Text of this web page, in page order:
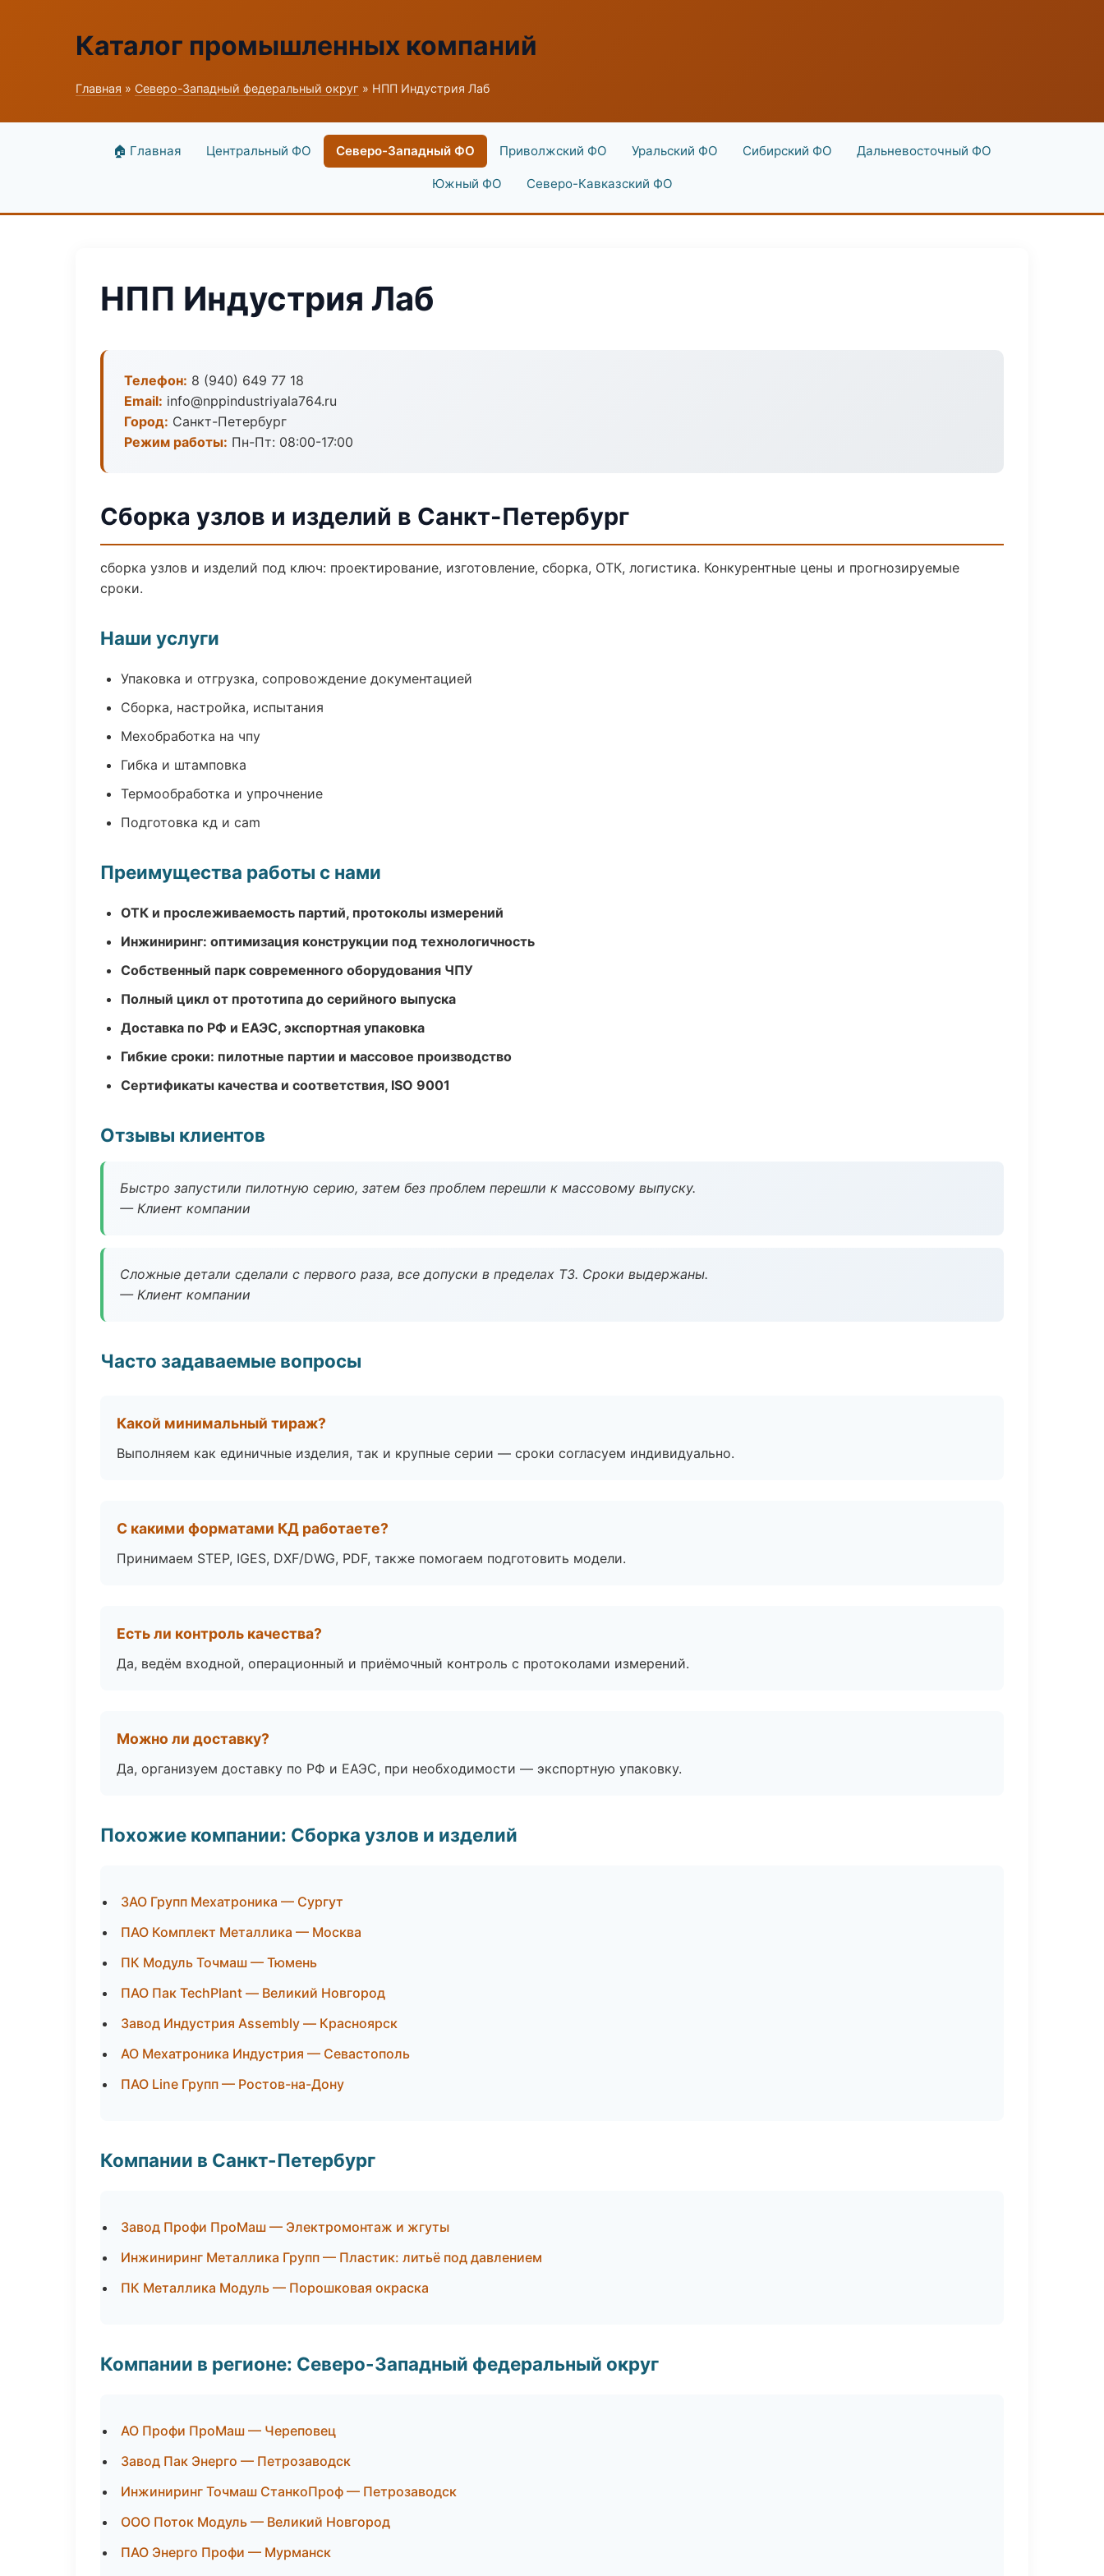
Каталог промышленных компаний
Главная » Северо-Западный федеральный округ » НПП Индустрия Лаб
🏠 Главная Центральный ФО Северо-Западный ФО Приволжский ФО Уральский ФО Сибирский ФО Дальневосточный ФО
Южный ФО Северо-Кавказский ФО
НПП Индустрия Лаб
Телефон: 8 (940) 649 77 18
Email: info@nppindustriyala764.ru
Город: Санкт-Петербург
Режим работы: Пн-Пт: 08:00-17:00
Сборка узлов и изделий в Санкт-Петербург
сборка узлов и изделий под ключ: проектирование, изготовление, сборка, ОТК, логистика. Конкурентные цены и прогнозируемые
сроки.
Наши услуги
Упаковка и отгрузка, сопровождение документацией
Сборка, настройка, испытания
Мехобработка на чпу
Гибка и штамповка
Термообработка и упрочнение
Подготовка кд и cam
Преимущества работы с нами
ОТК и прослеживаемость партий, протоколы измерений
Инжиниринг: оптимизация конструкции под технологичность
Собственный парк современного оборудования ЧПУ
Полный цикл от прототипа до серийного выпуска
Доставка по РФ и ЕАЭС, экспортная упаковка
Гибкие сроки: пилотные партии и массовое производство
Сертификаты качества и соответствия, ISO 9001
Отзывы клиентов
Быстро запустили пилотную серию, затем без проблем перешли к массовому выпуску.
— Клиент компании
Сложные детали сделали с первого раза, все допуски в пределах ТЗ. Сроки выдержаны.
— Клиент компании
Часто задаваемые вопросы
Какой минимальный тираж?
Выполняем как единичные изделия, так и крупные серии — сроки согласуем индивидуально.
С какими форматами КД работаете?
Принимаем STEP, IGES, DXF/DWG, PDF, также помогаем подготовить модели.
Есть ли контроль качества?
Да, ведём входной, операционный и приёмочный контроль с протоколами измерений.
Можно ли доставку?
Да, организуем доставку по РФ и ЕАЭС, при необходимости — экспортную упаковку.
Похожие компании: Сборка узлов и изделий
ЗАО Групп Мехатроника — Сургут
ПАО Комплект Металлика — Москва
ПК Модуль Точмаш — Тюмень
ПАО Пак TechPlant — Великий Новгород
Завод Индустрия Assembly — Красноярск
АО Мехатроника Индустрия — Севастополь
ПАО Line Групп — Ростов-на-Дону
Компании в Санкт-Петербург
Завод Профи ПроМаш — Электромонтаж и жгуты
Инжиниринг Металлика Групп — Пластик: литьё под давлением
ПК Металлика Модуль — Порошковая окраска
Компании в регионе: Северо-Западный федеральный округ
АО Профи ПроМаш — Череповец
Завод Пак Энерго — Петрозаводск
Инжиниринг Точмаш СтанкоПроф — Петрозаводск
ООО Поток Модуль — Великий Новгород
ПАО Энерго Профи — Мурманск